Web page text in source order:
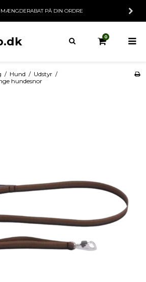
MÆNGDERABAT PÅ DIN ORDRE
0
/ Hund / Udstyr /
hundesnor